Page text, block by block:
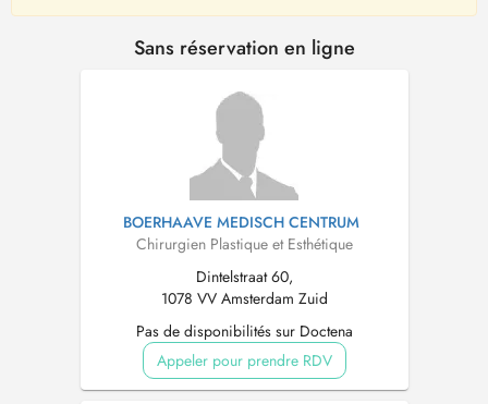
Sans réservation en ligne
BOERHAAVE MEDISCH CENTRUM
Chirurgien Plastique et Esthétique
Dintelstraat 60,
1078 VV Amsterdam Zuid
Pas de disponibilités sur Doctena
Appeler pour prendre RDV